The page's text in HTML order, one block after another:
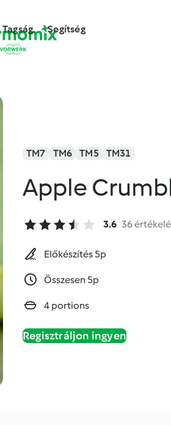
Tagság Segítség
TM7 TM6 TM5 TM31
Apple
3.6 36
Előkészítés 5p
Összesen 5p
4 portions
Regisztráljon ingyen